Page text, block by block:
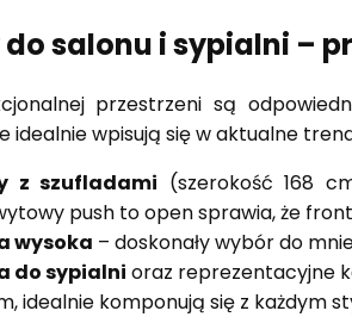
salonu i sypialni –
przestrzeni są
idealnie wpisują się w aktualne
z szufladami (szerokość 168
push to open sprawia, że
wysoka – doskonały wybór do
do sypialni oraz reprezentacyjne
idealnie komponują się z każdym